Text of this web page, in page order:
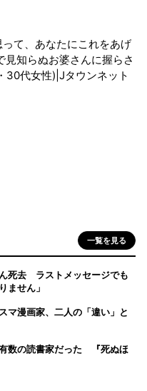
って、あなたにこれをあげ
見知らぬお婆さんに握らさ
30代女性)|Jタウンネット
一覧を見る
死去 ラストメッセージでも
ません」
漫画家、二人の「違い」と
数の読書家だった 『死ぬほ